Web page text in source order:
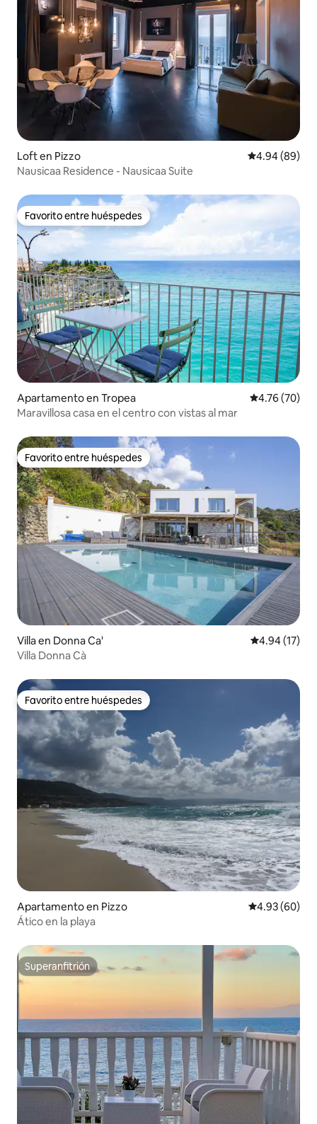
Loft en Pizzo Calificación
4.94 (89)
Nausicaa Residence - Nausicaa Suite
Favorito entre huéspedes
Favorito entre huéspedes
Apartamento en Tropea Calificación
4.76 (70)
Maravillosa casa en el centro con vistas al mar
Favorito entre huéspedes
Favorito entre huéspedes
Villa en Donna Ca' Calificación
4.94 (17)
Villa Donna Cà
Favorito entre huéspedes
Favorito entre huéspedes
Apartamento en Pizzo Calificación
4.93 (60)
Ático en la playa
Superanfitrión
Superanfitrión